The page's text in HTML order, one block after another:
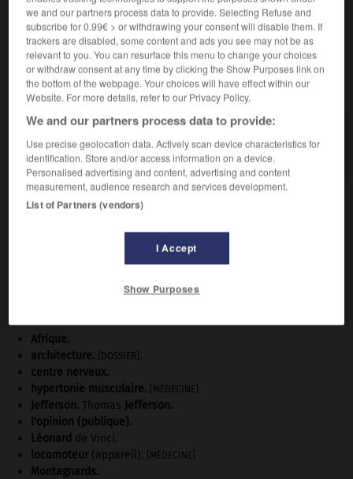
2.Qui concerne le dessin ou le texte d'humour :
Dessinateur humoristique.
VOUS CHERCHEZ PEUT-ÊTRE
humoristique adj.
Qui tient de l'humour, qui est empreint d'humour.
Afrique.
architecture.
[DOSSIER] .
centre nerveux.
hypertonie musculaire. [MÉDECINE]
Jefferson. Thomas Jefferson.
l'opinion (publique).
Léonard de Vinci.
locomoteur (appareil). [MÉDECINE]
Montagnards.
we and our partners process data to provide. Selecting Refuse and
subscribe for 0.99€ > or withdrawing your consent will disable them. If
trackers are disabled, some content and ads you see may not be as
relevant to you. You can resurface this menu to change your choices
or withdraw consent at any time by clicking the Show Purposes link on
the bottom of the webpage. Your choices will have effect within our
Website. For more details, refer to our Privacy Policy.
We and our partners process data to provide:
Use precise geolocation data. Actively scan device characteristics for
identification. Store and/or access information on a device.
Personalised advertising and content, advertising and content
measurement, audience research and services development.
List of Partners (vendors)
I Accept
Show Purposes